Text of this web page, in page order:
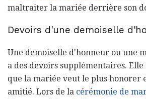
maltraiter la mariée derrière son
Devoirs d'une demoiselle
Une demoiselle d'honneur ou une
a des devoirs supplémentaires. Elle
que la mariée veut le plus honorer
amitié. Lors de la cérémonie de